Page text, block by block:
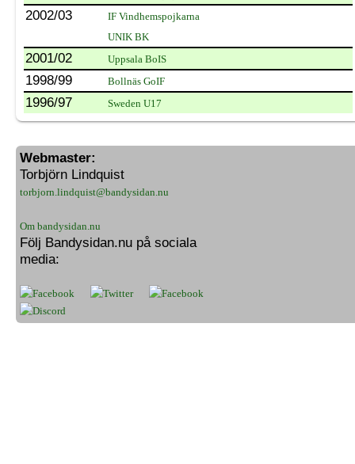
2002/03
IF Vindhemspojkarna
UNIK BK
2001/02 Uppsala BoIS
1998/99 Bollnäs GoIF
1996/97 Sweden U17
Webmaster:
Torbjörn Lindquist
torbjorn.lindquist@bandysidan.nu
Om bandysidan.nu
Följ Bandysidan.nu på sociala
media: